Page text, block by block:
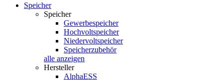
Speicher
Speicher
Gewerbespeicher
Hochvoltspeicher
Niedervoltspeicher
Speicherzubehör
alle anzeigen
Hersteller
AlphaESS